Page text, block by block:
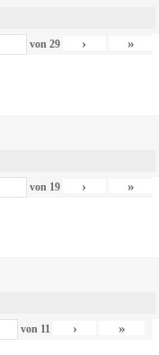
von 29 › »
von 19 › »
von 11 › »